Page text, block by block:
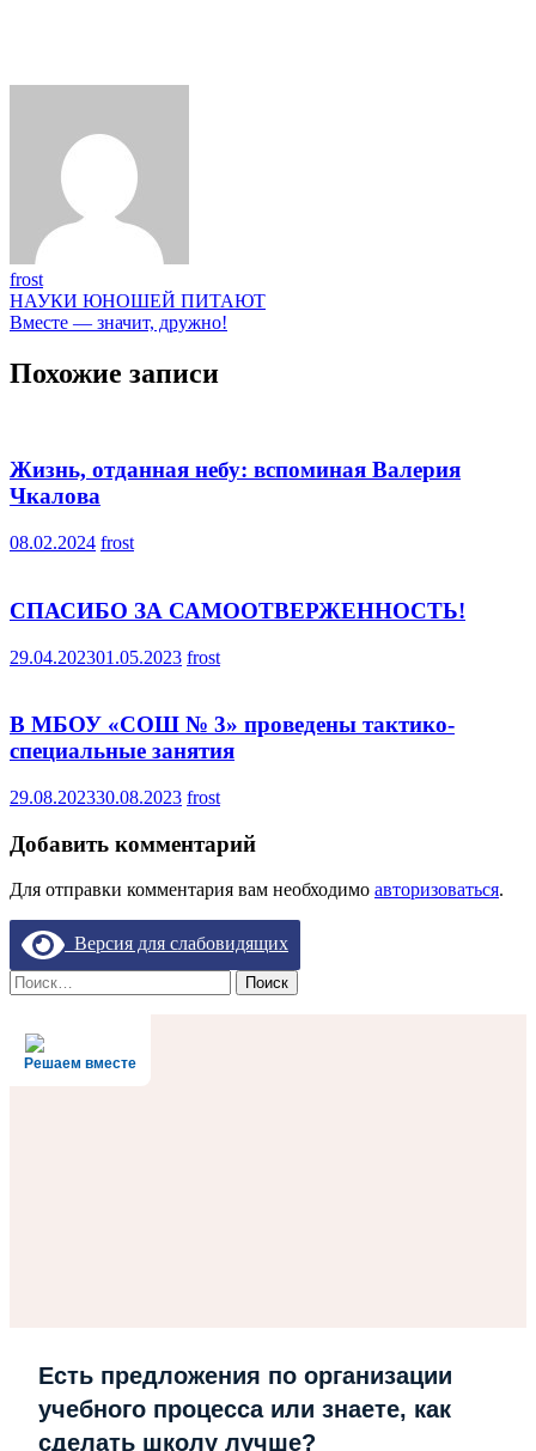
frost
Навигация
по
записям
НАУКИ ЮНОШЕЙ ПИТАЮТ
Вместе — значит, дружно!
Похожие записи
Жизнь, отданная небу: вспоминая Валерия
Чкалова
08.02.2024 frost
СПАСИБО ЗА САМООТВЕРЖЕННОСТЬ!
29.04.202301.05.2023 frost
В МБОУ «СОШ № 3» проведены тактико-
специальные занятия
29.08.202330.08.2023 frost
Добавить комментарий
Для отправки комментария вам необходимо авторизоваться.
Версия для слабовидящих
Найти:
Решаем вместе
Есть предложения по организации
учебного процесса или знаете, как
сделать школу лучше?